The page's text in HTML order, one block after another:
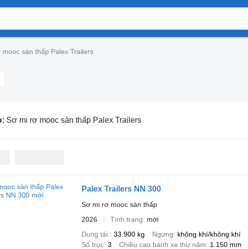
mooc sàn thấp Palex Trailers
Sơ mi rơ mooc sàn thấp Palex Trailers
Palex Trailers NN 300
Sơ mi rơ mooc sàn thấp
2026
Tình trạng
mới
Dung tải.
33.900 kg Ngừng không khí/không khí
Số trục 3 Chiều cao bánh xe thứ năm 1.150 mm